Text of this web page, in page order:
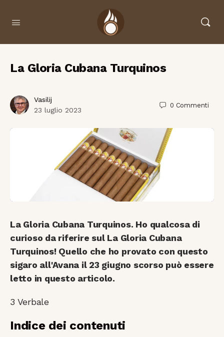
La Gloria Cubana Turquinos
Vasilij
23 luglio 2023
0 Commenti
La Gloria Cubana Turquinos. Ho qualcosa di
curioso da riferire sul La Gloria Cubana
Turquinos! Quello che ho provato con questo
sigaro all'Avana il 23 giugno scorso può essere
letto in questo articolo.
3 Verbale
Indice dei contenuti